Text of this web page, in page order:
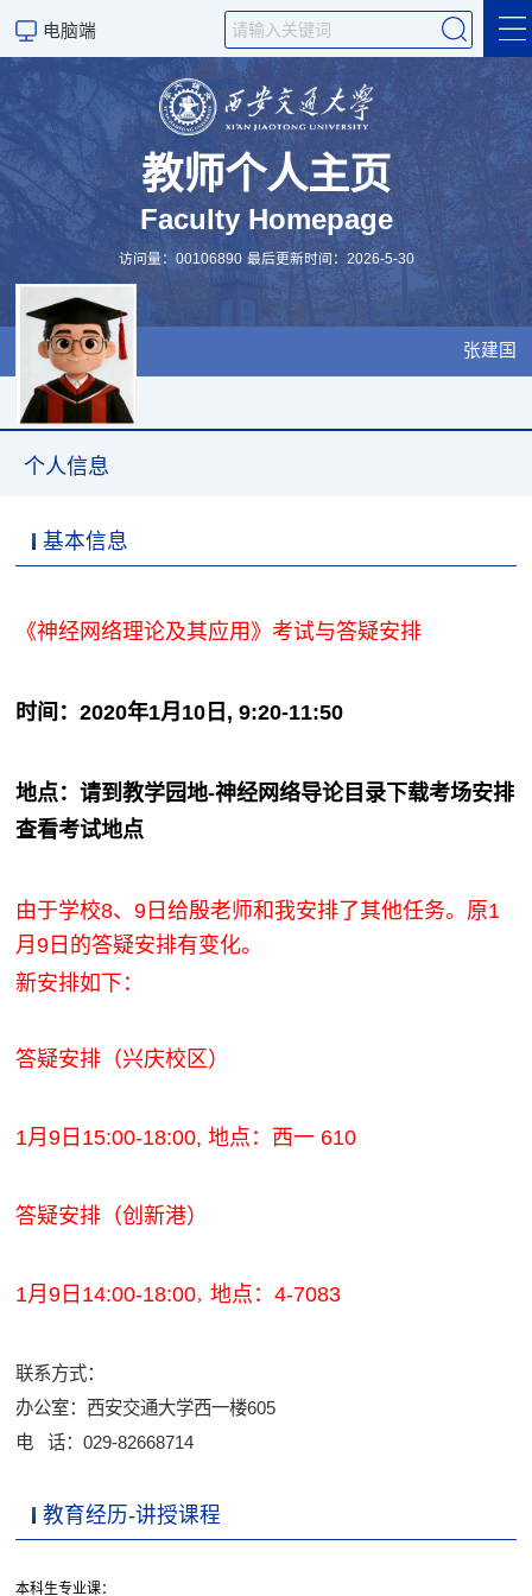
电脑端
个人信息
教学园地
科学研究
教师个人主页
Faculty Homepage
访问量：00106890 最后更新时间：2026-5-30
张建国
个人信息
基本信息
《神经网络理论及其应用》考试与答疑安排
时间：2020年1月10日, 9:20-11:50
地点：请到教学园地-神经网络导论目录下载考场安排
查看考试地点
由于学校8、9日给殷老师和我安排了其他任务。原1
月9日的答疑安排有变化。
新安排如下：
答疑安排（兴庆校区）
1月9日15:00-18:00, 地点：西一 610
答疑安排（创新港）
1月9日14:00-18:00，地点：4-7083
联系方式：
办公室：西安交通大学西一楼605
电 话：029-82668714
教育经历-讲授课程
本科生专业课：